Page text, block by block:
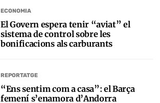
ECONOMIA
El Govern espera tenir “aviat” el
sistema de control sobre les
bonificacions als carburants
REPORTATGE
“Ens sentim com a casa”: el Barça
femení s’enamora d’Andorra